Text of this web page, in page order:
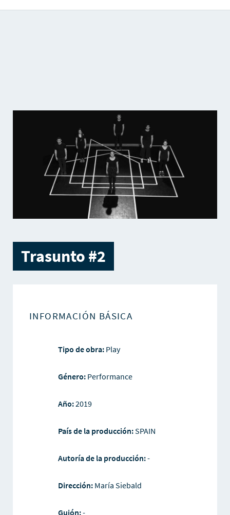
Trasunto #2
INFORMACIÓN BÁSICA
Tipo de obra:Play
Género:Performance
Año:2019
País de la producción:SPAIN
Autoría de la producción:-
Dirección: María Siebald
Guión:-